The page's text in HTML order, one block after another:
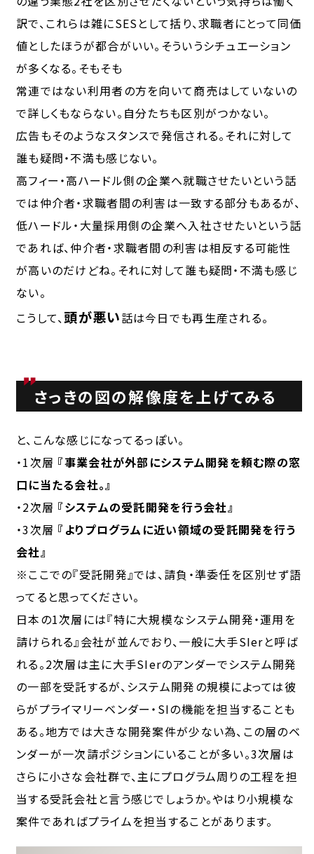
訳で、これらは雑にSESとして括り、求職者にとって同価
値としたほうが都合がいい。そういうシチュエーション
が多くなる。そもそも
常連ではない利用者の方を向いて商売はしていないの
で詳しくもならない。自分たちも区別がつかない。
広告もそのようなスタンスで発信される。それに対して
誰も疑問・不満も感じない。
高フィー・高ハードル側の企業へ就職させたいという話
では仲介者・求職者間の利害は一致する部分もあるが、
低ハードル・大量採用側の企業へ入社させたいという話
であれば、仲介者・求職者間の利害は相反する可能性
が高いのだけどね。それに対して誰も疑問・不満も感じ
ない。
こうして、頭が悪い話は今日でも再生産される。
さっきの図の解像度を上げてみる
と、こんな感じになってるっぽい。
・1次層 『事業会社が外部にシステム開発を頼む際の窓
口に当たる会社。』
・2次層 『システムの受託開発を行う会社』
・3次層 『よりプログラムに近い領域の受託開発を行う
会社』
※ここでの『受託開発』では、請負・準委任を区別せず語
ってると思ってください。
日本の1次層には『特に大規模なシステム開発・運用を
請けられる』会社が並んでおり、一般に大手SIerと呼ば
れる。2次層は主に大手SIerのアンダーでシステム開発
の一部を受託するが、システム開発の規模によっては彼
らがプライマリーベンダー・SIの機能を担当することも
ある。地方では大きな開発案件が少ない為、この層のベ
ンダーが一次請ポジションにいることが多い。3次層は
さらに小さな会社群で、主にプログラム周りの工程を担
当する受託会社と言う感じでしょうか。やはり小規模な
案件であればプライムを担当することがあります。